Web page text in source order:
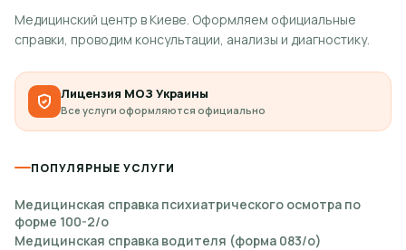
Медицинский центр в Киеве. Оформляем официальные
справки, проводим консультации, анализы и диагностику.
Лицензия МОЗ Украины
Все услуги оформляются официально
ПОПУЛЯРНЫЕ УСЛУГИ
Медицинская справка психиатрического осмотра по
форме 100-2/о
Медицинская справка водителя (форма 083/о)